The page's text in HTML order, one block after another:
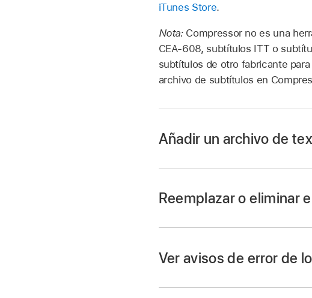
iTunes Store.
Nota: Compressor no es una
CEA-608, subtítulos ITT o
subtítulos de otro fabricante
archivo de subtítulos en
Añadir un archivo de
continuación, haz clic en
En la ventana que aparece,
.srt) y haz clic en Abrir.
Reemplazar o eliminar
encabezamiento Subtítulos,
El nuevo archivo aparece en
Ver avisos de error de